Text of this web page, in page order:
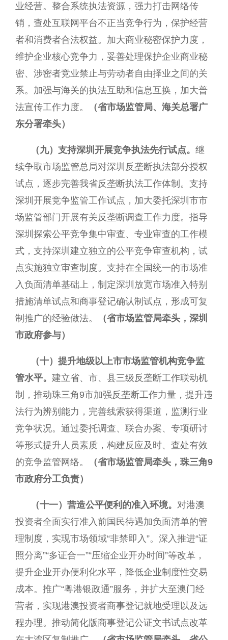
业经营。整合系统执法资源，强力打击网络传
销，查处互联网平台不正当竞争行为，保护经营
者和消费者合法权益。加大商业秘密保护力度，
维护企业核心竞争力，妥善处理保护企业商业秘
密、涉密者竞业禁止与劳动者自由择业之间的关
系。加强与海关的执法互助和信息互换，加大普
法宣传工作力度。
（省市场监管局、海关总署广
东分署牵头）
（九）支持深圳开展竞争执法先行试点。 继
续争取市场监管总局对深圳反垄断执法部分授权
试点，逐步完善我省反垄断执法工作体制。支持
深圳开展竞争监管工作试点，加大委托深圳市市
场监管部门开展有关反垄断调查工作力度。指导
深圳探索公平竞争集中审查、专业审查的工作模
式，支持深圳建立独立的公平竞争审查机构，试
点实施独立审查制度。支持在全国统一的市场准
入负面清单基础上，制定深圳放宽市场准入特别
措施清单试点和商事登记确认制试点，形成可复
制推广的经验做法。
（省市场监管局牵头，深圳
市政府参与）
（十）提升地级以上市市场监管机构竞争监
管水平。 建立省、市、县三级反垄断工作联动机
制，推动珠三角9市加强反垄断工作力量，提升违
法行为辨别能力，完善线索获得渠道，监测行业
竞争状况。通过委托调查、联合办案、专项研讨
等形式提升人员素质，构建反应及时、查处有效
的竞争监管网络。
（省市场监管局牵头，珠三角9
市政府分工负责）
（十一）营造公平便利的准入环境。 对港澳
投资者全面实行准入前国民待遇加负面清单的管
理制度，实现市场领域“非禁即入”。深入推进“证
照分离”“多证合一”“压缩企业开办时间”等改革，
提升企业开办便利化水平，降低企业制度性交易
成本。推广“粤港银政通”服务，并扩大至澳门经
营者，实现港澳投资者商事登记就地受理以及远
程办理。推动简化版商事登记公证文书试点改革